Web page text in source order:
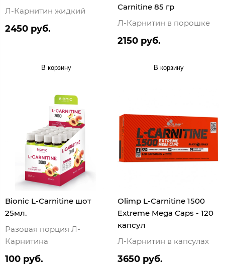
Л-Карнитин жидкий
2450 руб.
В корзину
Carnitine 85 гр
Л-Карнитин в порошке
2150 руб.
В корзину
Bionic L-Carnitine шот
25мл.
Разовая порция Л-
Карнитина
100 руб.
Olimp L-Carnitine 1500
Extreme Mega Caps - 120
капсул
Л-Карнитин в капсулах
3650 руб.